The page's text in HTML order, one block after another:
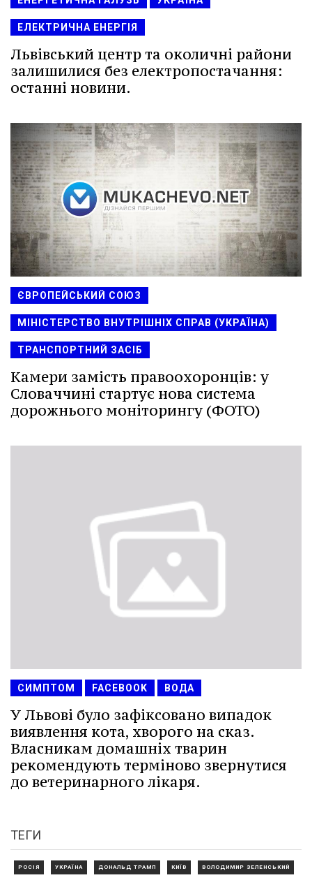
ЕЛЕКТРИЧНА ЕНЕРГІЯ
Львівський центр та околичні райони
залишилися без електропостачання:
останні новини.
ЄВРОПЕЙСЬКИЙ СОЮЗ
МІНІСТЕРСТВО ВНУТРІШНІХ СПРАВ (УКРАЇНА)
ТРАНСПОРТНИЙ ЗАСІБ
Камери замість правоохоронців: у
Словаччині стартує нова система
дорожнього моніторингу (ФОТО)
СИМПТОМ FACEBOOK ВОДА
У Львові було зафіксовано випадок
виявлення кота, хворого на сказ.
Власникам домашніх тварин
рекомендують терміново звернутися
до ветеринарного лікаря.
ТЕГИ
РОСІЯ УКРАЇНА ДОНАЛЬД ТРАМП КИЇВ ВОЛОДИМИР ЗЕЛЕНСЬКИЙ